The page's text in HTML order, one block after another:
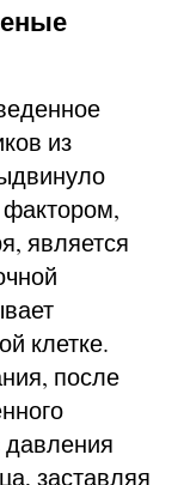
из
фактором,
является
клетке.
после
заставляя